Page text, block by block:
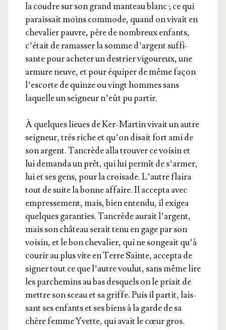
la coudre sur son grand man­teau blanc ; ce qui
parais­sait moins com­mode, quand on vivait en
che­va­lier pauvre, père de nom­breux enfants,
c’é­tait de ramas­ser la somme d’argent suf­fi­
sante pour ache­ter un des­trier vigou­reux, une
armure neuve, et pour équi­per de même façon
l’es­corte de quinze ou vingt hommes sans
laquelle un sei­gneur n’eût pu partir.
À quelques lieues de Ker-Mar­tin vivait un autre
sei­gneur, très riche et qu’on disait fort ami de
son argent. Tan­crède alla trou­ver ce voi­sin et
lui deman­da un prêt, qui lui per­mît de s’ar­mer,
lui et ses gens, pour la croi­sade. L’autre flai­ra
tout de suite la bonne affaire. Il accep­ta avec
empres­se­ment, mais, bien enten­du, il exi­gea
quelques garan­ties. Tan­crède aurait l’argent,
mais son châ­teau serait tenu en gage par son
voi­sin, et le bon che­va­lier, qui ne son­geait qu’à
cou­rir au plus vite en Terre Sainte, accep­ta de
signer tout ce que l’autre vou­lut, sans même lire
les par­che­mins au bas des­quels on le priait de
mettre son sceau et sa griffe. Puis il par­tit, lais­
sant ses enfants et ses biens à la garde de sa
chère femme Yvette, qui avait le cœur gros.